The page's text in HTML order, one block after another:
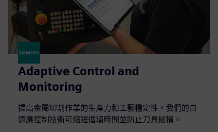
Adaptive Control and
Monitoring
提高金屬切割作業的生產力和工藝穩定性。我們的自
適應控制技術可縮短循環時間並防止刀具破損。